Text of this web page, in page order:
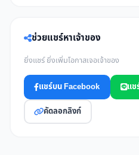
ช่วยแชร์หาเจ้าของ
ยิ่งแชร์ ยิ่งเพิ่มโอกาสเจอเจ้าของ
แชร์บน Facebook แช
คัดลอกลิงก์